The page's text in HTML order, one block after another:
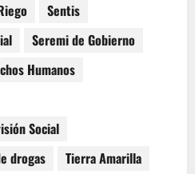
Sentis
Seremi de Gobierno
Humanos
Social
drogas Tierra Amarilla